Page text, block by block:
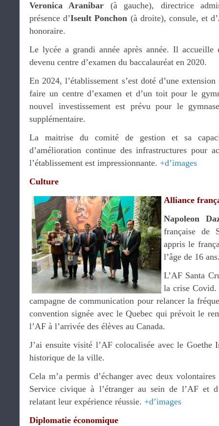
Veronica Aranibar (à gauche), directrice
présence d’Iseult Ponchon (à droite), consule, et d’
honoraire.
Le lycée a grandi année après année. Il accueille
devenu centre d’examen du baccalauréat en 2020.
En 2024, l’établissement s’est doté d’une
faire un centre d’examen et d’un toit pour le
nouvel investissement est prévu pour le
supplémentaire.
La maitrise du comité de gestion et sa
d’amélioration continue des infrastructures pour
l’établissement est impressionnante. +d’images
Culture
Alliance
Napoleon
française de
appris le
l’âge de 16
L’AF Santa
la crise Covid.
campagne de communication pour relancer la
convention signée avec le Quebec qui prévoit le
l’AF à l’arrivée des élèves au Canada.
J’ai ensuite visité l’AF colocalisée avec le Goethe
historique de la ville.
Cela m’a permis d’échanger avec deux
Service civique à l’étranger au sein de l’AF et
relatant leur expérience réussie. +d’images
Diplomatie économique